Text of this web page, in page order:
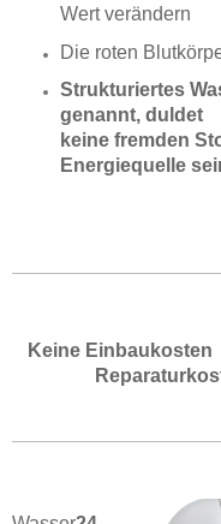
Wert verändern
Die roten
Strukturiertes
genannt, duldet
keine fremden
Energiequelle
Keine